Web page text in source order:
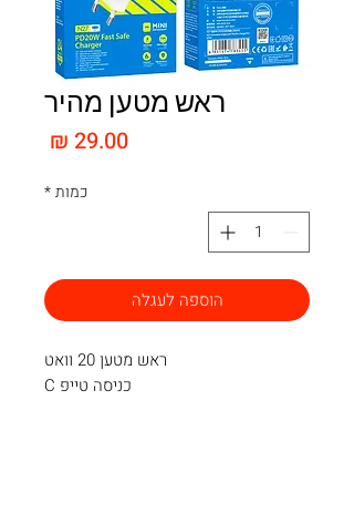
ראש מטען מהיר
כמות*
הוספה לעגלה
ראש מטען 20 וואט
כניסה טייפ C